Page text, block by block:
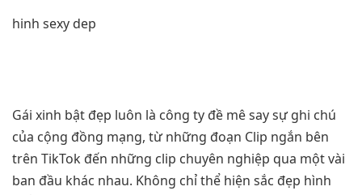
hinh sexy dep
Gái xinh bật đẹp luôn là công ty đề mê say sự ghi chú
của cộng đồng mạng, từ những đoạn Clip ngắn bên
trên TikTok đến những clip chuyên nghiệp qua một vài
ban đầu khác nhau. Không chỉ thể hiện sắc đẹp hình